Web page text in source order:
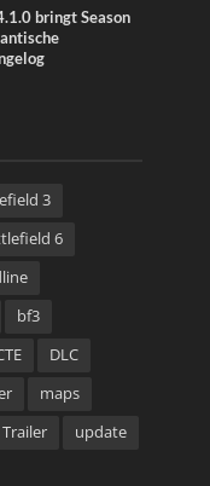
bringt Season
3
6
bf3
DLC
maps
Trailer
update